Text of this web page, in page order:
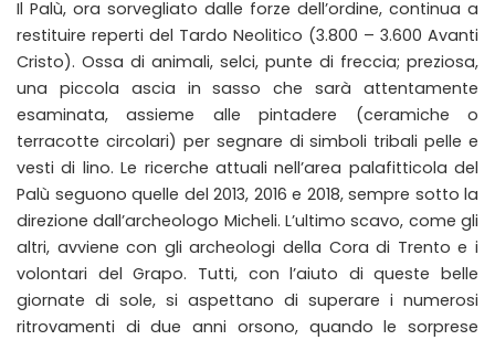
Il Palù, ora sorvegliato dalle forze dell’ordine, continua a
restituire reperti del Tardo Neolitico (3.800 – 3.600 Avanti
Cristo). Ossa di animali, selci, punte di freccia; preziosa,
una piccola ascia in sasso che sarà attentamente
esaminata, assieme alle pintadere (ceramiche o
terracotte circolari) per segnare di simboli tribali pelle e
vesti di lino. Le ricerche attuali nell’area palafitticola del
Palù seguono quelle del 2013, 2016 e 2018, sempre sotto la
direzione dall’archeologo Micheli. L’ultimo scavo, come gli
altri, avviene con gli archeologi della Cora di Trento e i
volontari del Grapo. Tutti, con l’aiuto di queste belle
giornate di sole, si aspettano di superare i numerosi
ritrovamenti di due anni orsono, quando le sorprese